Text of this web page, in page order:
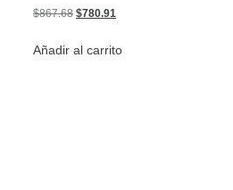
$867.68 $780.91
Añadir al carrito